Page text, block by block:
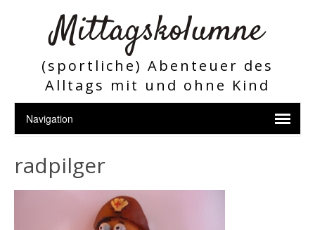
Mittagskolumne
(sportliche) Abenteuer des
Alltags mit und ohne Kind
radpilger